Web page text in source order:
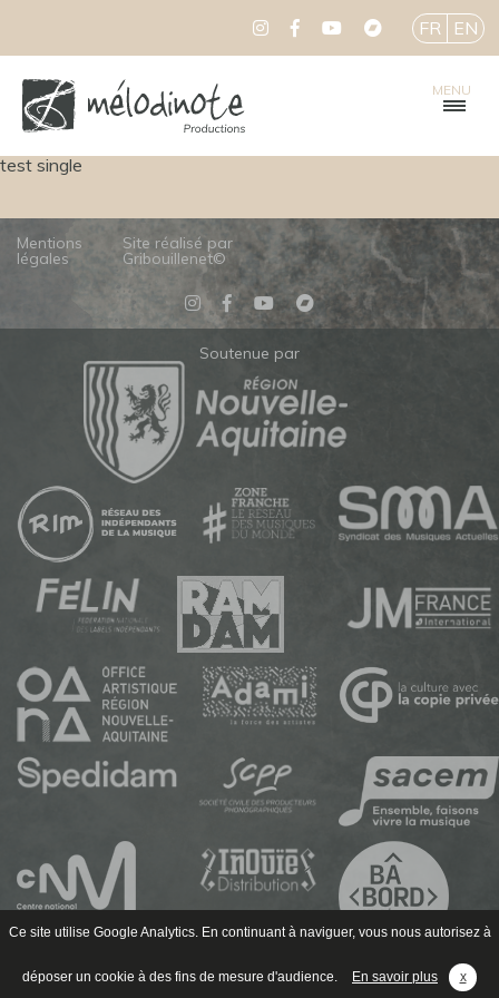
Ce site utilise Google Analytics. En continuant à naviguer, vous nous autorisez à
déposer un cookie à des fins de mesure d'audience. En savoir plus x
MENU
FR EN
test single
Mentions
légales
Site réalisé par
Gribouillenet©
Soutenue par